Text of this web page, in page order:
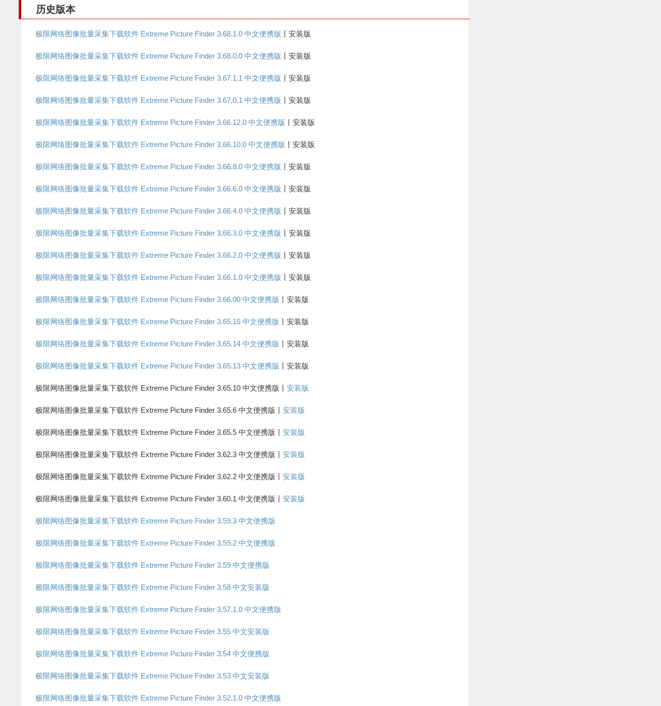
历史版本
极限网络图像批量采集下载软件 Extreme Picture Finder 3.68.1.0 中文便携版 丨安装版
极限网络图像批量采集下载软件 Extreme Picture Finder 3.68.0.0 中文便携版 丨安装版
极限网络图像批量采集下载软件 Extreme Picture Finder 3.67.1.1 中文便携版 丨安装版
极限网络图像批量采集下载软件 Extreme Picture Finder 3.67.0.1 中文便携版 丨安装版
极限网络图像批量采集下载软件 Extreme Picture Finder 3.66.12.0 中文便携版 丨安装版
极限网络图像批量采集下载软件 Extreme Picture Finder 3.66.10.0 中文便携版 丨安装版
极限网络图像批量采集下载软件 Extreme Picture Finder 3.66.8.0 中文便携版 丨安装版
极限网络图像批量采集下载软件 Extreme Picture Finder 3.66.6.0 中文便携版 丨安装版
极限网络图像批量采集下载软件 Extreme Picture Finder 3.66.4.0 中文便携版 丨安装版
极限网络图像批量采集下载软件 Extreme Picture Finder 3.66.3.0 中文便携版 丨安装版
极限网络图像批量采集下载软件 Extreme Picture Finder 3.66.2.0 中文便携版 丨安装版
极限网络图像批量采集下载软件 Extreme Picture Finder 3.66.1.0 中文便携版 丨安装版
极限网络图像批量采集下载软件 Extreme Picture Finder 3.66.00 中文便携版 丨安装版
极限网络图像批量采集下载软件 Extreme Picture Finder 3.65.15 中文便携版 丨安装版
极限网络图像批量采集下载软件 Extreme Picture Finder 3.65.14 中文便携版 丨安装版
极限网络图像批量采集下载软件 Extreme Picture Finder 3.65.13 中文便携版 丨安装版
极限网络图像批量采集下载软件 Extreme Picture Finder 3.65.10 中文便携版丨 安装版
极限网络图像批量采集下载软件 Extreme Picture Finder 3.65.6 中文便携版丨 安装版
极限网络图像批量采集下载软件 Extreme Picture Finder 3.65.5 中文便携版丨 安装版
极限网络图像批量采集下载软件 Extreme Picture Finder 3.62.3 中文便携版丨 安装版
极限网络图像批量采集下载软件 Extreme Picture Finder 3.62.2 中文便携版丨 安装版
极限网络图像批量采集下载软件 Extreme Picture Finder 3.60.1 中文便携版丨 安装版
极限网络图像批量采集下载软件 Extreme Picture Finder 3.59.3 中文便携版
极限网络图像批量采集下载软件 Extreme Picture Finder 3.59.2 中文便携版
极限网络图像批量采集下载软件 Extreme Picture Finder 3.59 中文便携版
极限网络图像批量采集下载软件 Extreme Picture Finder 3.58 中文安装版
极限网络图像批量采集下载软件 Extreme Picture Finder 3.57.1.0 中文便携版
极限网络图像批量采集下载软件 Extreme Picture Finder 3.55 中文安装版
极限网络图像批量采集下载软件 Extreme Picture Finder 3.54 中文便携版
极限网络图像批量采集下载软件 Extreme Picture Finder 3.53 中文安装版
极限网络图像批量采集下载软件 Extreme Picture Finder 3.52.1.0 中文便携版